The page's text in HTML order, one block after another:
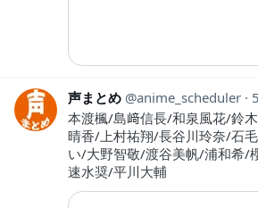
声まとめ anime_scheduler
本渡楓/島﨑信長/和泉風花/鈴
晴香/上村祐翔/長谷川玲奈/石
い/大野智敬/渡谷美帆/浦和希/
速水奨/平川大輔